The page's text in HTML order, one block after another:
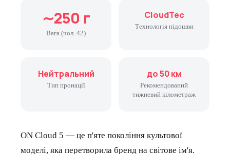
∼250 г
Вага (чол. 42)
CloudTec
Технологія підошви
Нейтральний
Тип пронації
до 50 км
Рекомендований
тижневий кілометраж
ON Cloud 5 — це п'яте покоління культової
моделі, яка перетворила бренд на світове ім'я.